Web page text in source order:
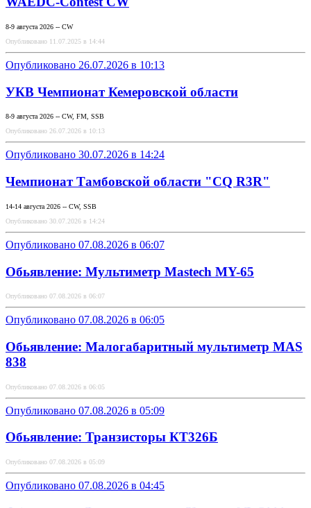
8-9 августа 2026 -- CW
Опубликовано 11.07.2025 в 14:44
Опубликовано 26.07.2026 в 10:13
УКВ Чемпионат Кемеровской области
8-9 августа 2026 -- CW, FM, SSB
Опубликовано 26.07.2026 в 10:13
Опубликовано 30.07.2026 в 14:24
Чемпионат Тамбовской области "CQ R3R"
14-14 августа 2026 -- CW, SSB
Опубликовано 30.07.2026 в 14:24
Опубликовано 07.08.2026 в 06:07
Обьявление: Мультиметр Mastech MY-65
Опубликовано 07.08.2026 в 06:07
Опубликовано 07.08.2026 в 06:05
Обьявление: Малогабаритный мультиметр MAS
838
Опубликовано 07.08.2026 в 06:05
Опубликовано 07.08.2026 в 05:09
Обьявление: Транзисторы КТ326Б
Опубликовано 07.08.2026 в 05:09
Опубликовано 07.08.2026 в 04:45